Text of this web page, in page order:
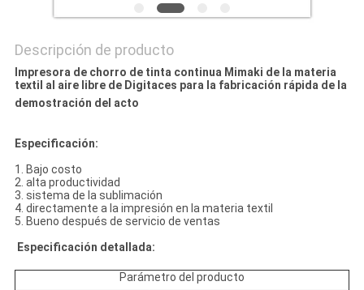
Descripción de producto
Impresora de chorro de tinta continua Mimaki de la materia
textil al aire libre de Digitaces para la fabricación rápida de la
demostración del acto
Especificación:
1. Bajo costo
2. alta productividad
3. sistema de la sublimación
4. directamente a la impresión en la materia textil
5. Bueno después de servicio de ventas
Especificación detallada:
Parámetro del producto